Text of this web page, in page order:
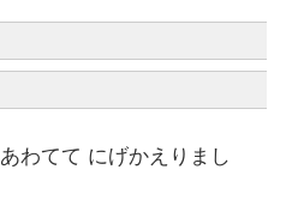
あわてて にげかえりまし